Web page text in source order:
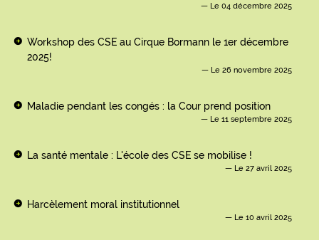
Le 04 décembre 2025
Workshop des CSE au Cirque Bormann le 1er décembre
2025!
Le 26 novembre 2025
Maladie pendant les congés : la Cour prend position
Le 11 septembre 2025
La santé mentale : L'école des CSE se mobilise !
Le 27 avril 2025
Harcèlement moral institutionnel
Le 10 avril 2025